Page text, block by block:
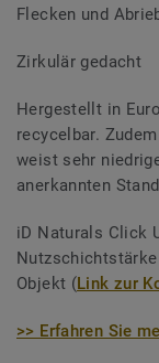
Flecken und
Zirkulär gedacht
Hergestellt in
recycelbar.
weist sehr
anerkannten
iD Naturals Click
Objekt (Link zur
>> Erfahren Sie